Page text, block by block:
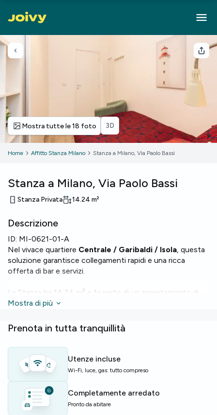
Torna indietro
Mostra tutte le 18 foto 3D
Home Affitto Stanza Milano Stanza a Milano, Via Paolo Bassi
Stanza a Milano, Via Paolo Bassi
Stanza Privata 14.24 m²
Descrizione
ID: MI-0621-01-A
Nel vivace quartiere Centrale / Garibaldi / Isola, questa
soluzione garantisce collegamenti rapidi e una ricca
offerta di bar e servizi.
La Stanza ha 14,24 m² e fa parte di un appartamento di
50 m² con 2 letti e 1 bagno. L’appartamento dispone di
praticità.
L’edificio e l’appartamento sono serviti da ascensore e
dotati di riscaldamento per il comfort in ogni stagione.
Perfetta per studenti e giovani professionisti che
cercano una base funzionale e ben collegata a Milano.
Posti limitati — prenota una visita al più presto.
Mostra di più
Prenota in tutta tranquillità
Utenze incluse
Wi-Fi, luce, gas: tutto compreso
Completamente arredato
Pronto da abitare